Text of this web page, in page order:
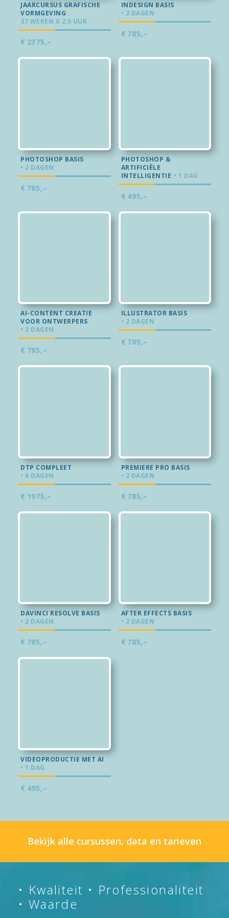
JAARCURSUS GRAFISCHE
VORMGEVING
37 WEKEN X 2,5 UUR
€ 2375,–
INDESIGN BASIS
• 2 DAGEN
€ 785,–
PHOTOSHOP BASIS
• 2 DAGEN
€ 785,–
PHOTOSHOP &
ARTIFICIËLE
INTELLIGENTIE • 1 DAG
€ 495,–
AI-CONTENT CREATIE
VOOR ONTWERPERS
• 2 DAGEN
€ 785,–
ILLUSTRATOR BASIS
• 2 DAGEN
€ 785,–
DTP COMPLEET
• 6 DAGEN
€ 1975,–
PREMIERE PRO BASIS
• 2 DAGEN
€ 785,–
DAVINCI RESOLVE BASIS
• 2 DAGEN
€ 785,–
AFTER EFFECTS BASIS
• 2 DAGEN
€ 785,–
VIDEOPRODUCTIE MET AI
• 1 DAG
€ 495,–
Bekijk alle cursussen, data en tarieven
• Kwaliteit • Professionaliteit
• Waarde